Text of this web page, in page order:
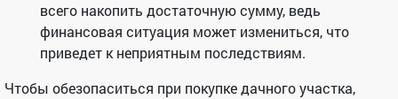
всего накопить достаточную сумму, ведь
финансовая ситуация может измениться, что
приведет к неприятным последствиям.
Чтобы обезопаситься при покупке дачного участка,